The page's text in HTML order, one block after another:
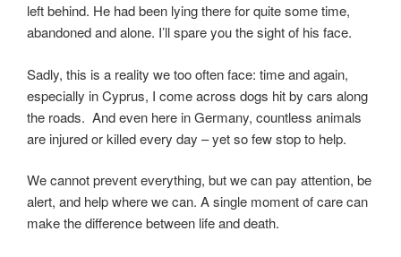
left behind. He had been lying there for quite some time,
abandoned and alone. I’ll spare you the sight of his face.
Sadly, this is a reality we too often face: time and again,
especially in Cyprus, I come across dogs hit by cars along
the roads. And even here in Germany, countless animals
are injured or killed every day – yet so few stop to help.
We cannot prevent everything, but we can pay attention, be
alert, and help where we can. A single moment of care can
make the difference between life and death.